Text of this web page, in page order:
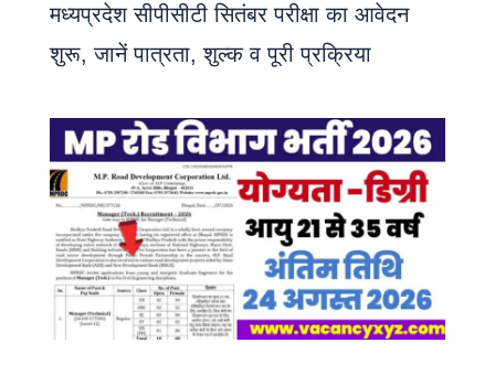
मध्यप्रदेश सीपीसीटी सितंबर परीक्षा का आवेदन
शुरू, जानें पात्रता, शुल्क व पूरी प्रक्रिया